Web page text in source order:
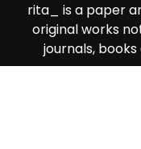
rita_ is a paper
original works
journals,